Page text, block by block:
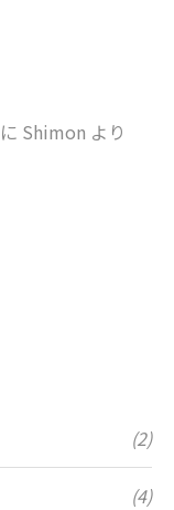
に Shimon より
(2)
(4)